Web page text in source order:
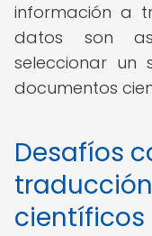
información a
datos son
seleccionar un
documentos
Desafíos
científicos